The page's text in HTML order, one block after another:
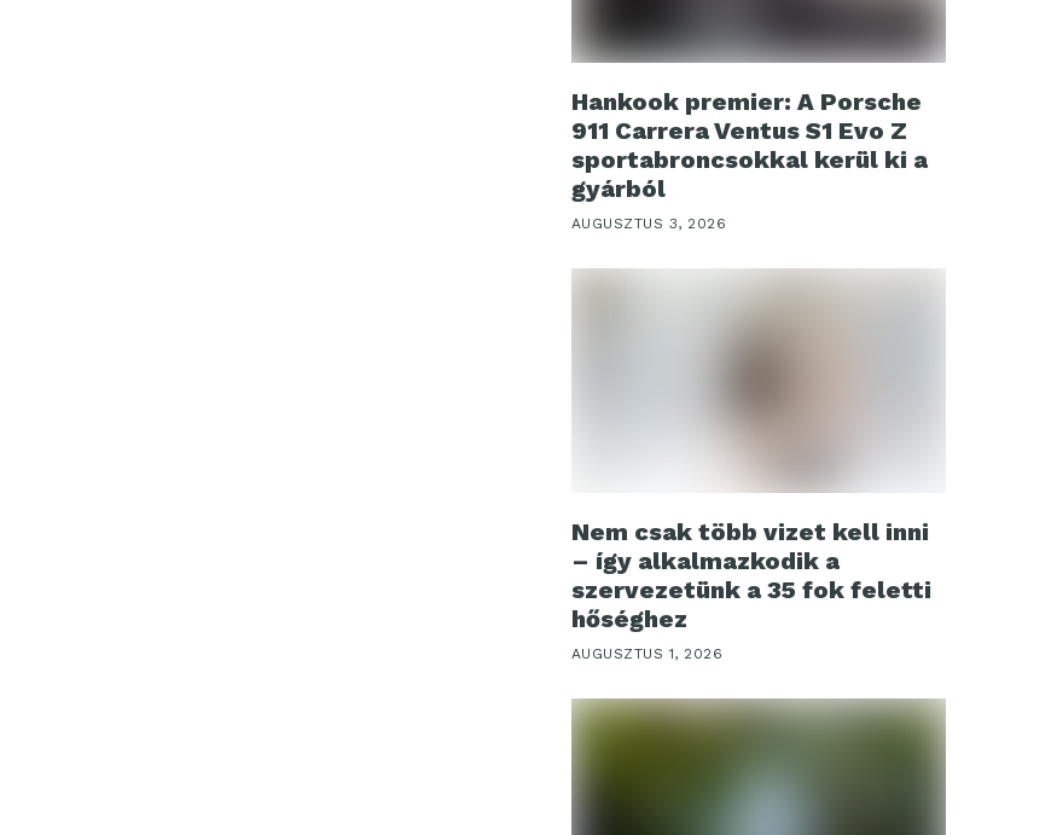
Hankook premier: A Porsche
911 Carrera Ventus S1 Evo Z
sportabroncsokkal kerül ki a
gyárból
AUGUSZTUS 3, 2026
Nem csak több vizet kell inni
– így alkalmazkodik a
szervezetünk a 35 fok feletti
hőséghez
AUGUSZTUS 1, 2026